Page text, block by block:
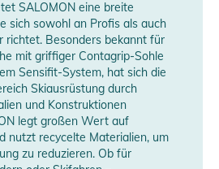
Helm ist mit abnehmbaren
die auch Platz für Audiosysteme
in verschiedenen Farben und
Stil zu unterstreichen.
und
SALOMON eine breite
sich sowohl an Profis als auch
richtet. Besonders bekannt für
mit griffiger Contagrip-Sohle
Sensifit-System, hat sich die
Skiausrüstung durch
und Konstruktionen
legt großen Wert auf
nutzt recycelte Materialien, um
zu reduzieren. Ob für